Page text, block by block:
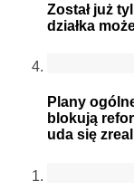
Został już
działka
Plany
blokują
uda się